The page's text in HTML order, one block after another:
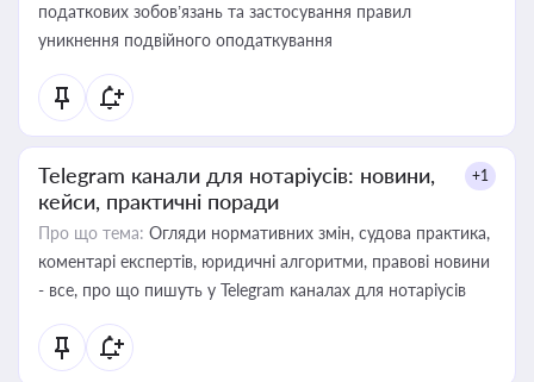
податкових зобов’язань та застосування правил
уникнення подвійного оподаткування
Telegram канали для нотаріусів: новини,
кейси, практичні поради
+1
Про що тема: Огляди нормативних змін, судова практика,
коментарі експертів, юридичні алгоритми, правові новини
- все, про що пишуть у Telegram каналах для нотаріусів